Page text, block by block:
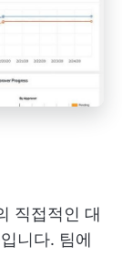
직접적인 대
니다. 팀에